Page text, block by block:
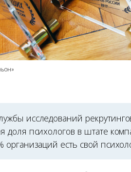
исследований
доля психологов в штате
организаций есть свой